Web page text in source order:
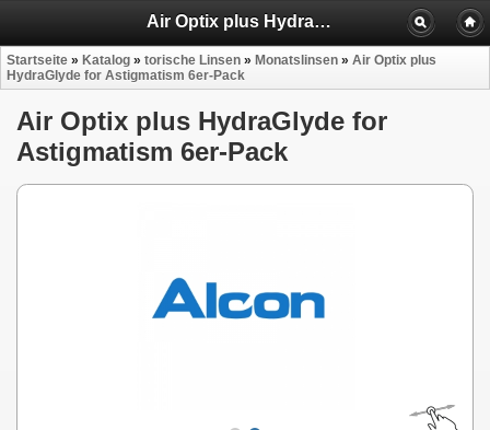
Air Optix plus HydraGlyde for Astigmatism 6er-Pack
Startseite » Katalog » torische Linsen » Monatslinsen » Air Optix plus
HydraGlyde for Astigmatism 6er-Pack
Air Optix plus HydraGlyde for
Astigmatism 6er-Pack